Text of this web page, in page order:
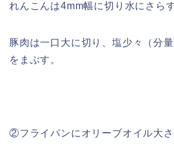
れんこんは4mm幅に切り水にさらす
豚肉は一口大に切り、塩少々（分
をまぶす。
②フライパンにオリーブオイル大